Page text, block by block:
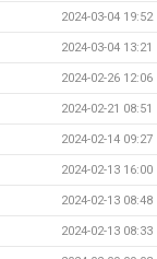
2024-03-04 19:52
2024-03-04 13:21
2024-02-26 12:06
2024-02-21 08:51
2024-02-14 09:27
2024-02-13 16:00
2024-02-13 08:48
2024-02-13 08:33